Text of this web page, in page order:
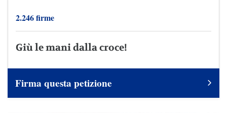
2.246 firme
Giù le mani dalla croce!
Firma questa petizione